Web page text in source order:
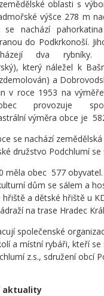
oblasti s
výšce 278 m
nachází
do Podkrkonoší.
dva rybníky.
který náležel k
a
v roce 1953 na
provozuje
výměra obce je
se nachází
družstvo Podchlumí
měla obec 577 obyvatel.
dům se sálem a
a dětské hřiště u
na trase Hradec
společenské
a místní rybáři, kteří
z.s., sdružení obcí
aktuality